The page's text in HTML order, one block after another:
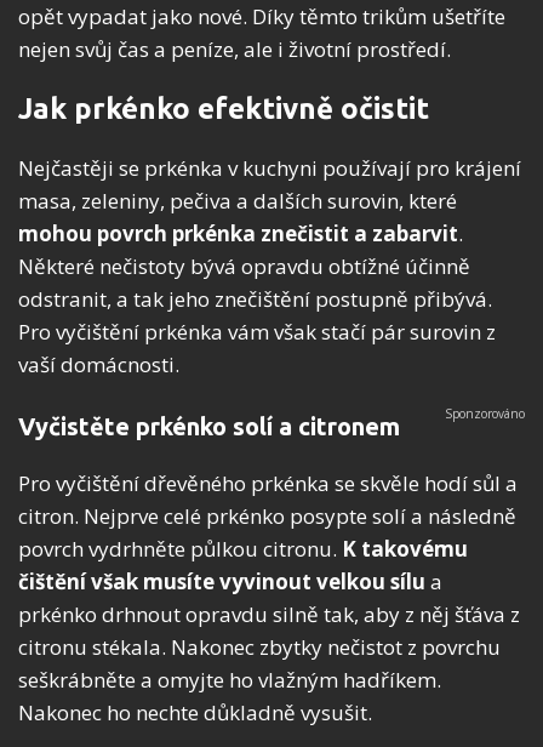
opět vypadat jako nové. Díky těmto trikům ušetříte
nejen svůj čas a peníze, ale i životní prostředí.
Jak prkénko efektivně očistit
Nejčastěji se prkénka v kuchyni používají pro krájení
masa, zeleniny, pečiva a dalších surovin, které
mohou povrch prkénka znečistit a zabarvit.
Některé nečistoty bývá opravdu obtížné účinně
odstranit, a tak jeho znečištění postupně přibývá.
Pro vyčištění prkénka vám však stačí pár surovin z
vaší domácnosti.
Vyčistěte prkénko solí a citronem
Pro vyčištění dřevěného prkénka se skvěle hodí sůl a
citron. Nejprve celé prkénko posypte solí a následně
povrch vydrhněte půlkou citronu. K takovému
čištění však musíte vyvinout velkou sílu a
prkénko drhnout opravdu silně tak, aby z něj šťáva z
citronu stékala. Nakonec zbytky nečistot z povrchu
seškrábněte a omyjte ho vlažným hadříkem.
Nakonec ho nechte důkladně vysušit.